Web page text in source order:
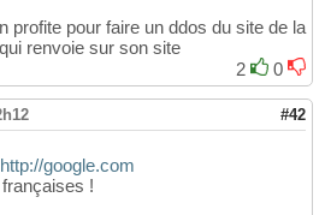
profite pour faire un ddos du site de la
renvoie sur son site
2
0
#42
http://google.com
!